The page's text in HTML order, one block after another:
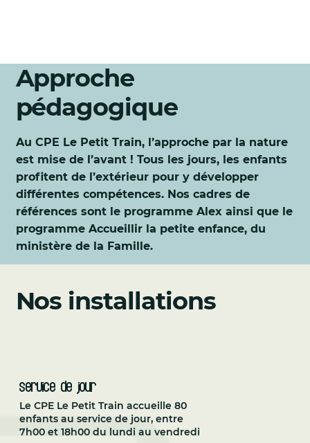
Approche
pédagogique
Au CPE Le Petit Train, l’approche par la nature
est mise de l’avant ! Tous les jours, les enfants
profitent de l’extérieur pour y développer
différentes compétences. Nos cadres de
références sont le programme Alex ainsi que le
programme Accueillir la petite enfance, du
ministère de la Famille.
Service de jour
Le CPE Le Petit Train accueille 80
enfants au service de jour, entre
7h00 et 18h00 du lundi au vendredi
Nos installations